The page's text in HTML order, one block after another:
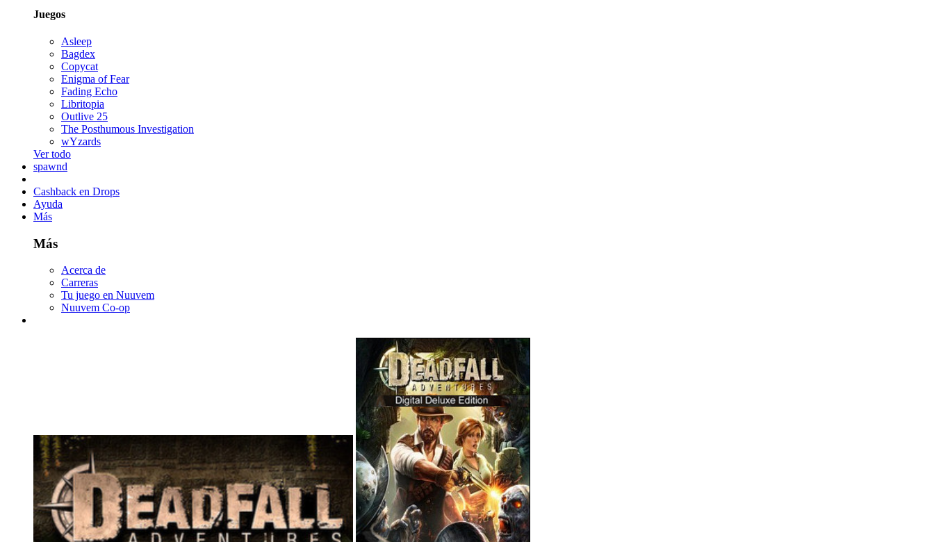
Juegos
Asleep
Bagdex
Copycat
Enigma of Fear
Fading Echo
Libritopia
Outlive 25
The Posthumous Investigation
wYzards
Ver todo
spawnd
Cashback en Drops
Ayuda
Más
Más
Acerca de
Carreras
Tu juego en Nuuvem
Nuuvem Co-op